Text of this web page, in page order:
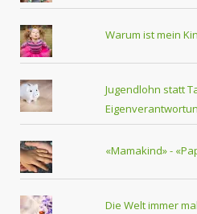
Warum ist mein
Jugendlohn statt
«Mamakind» -
Die Welt immer